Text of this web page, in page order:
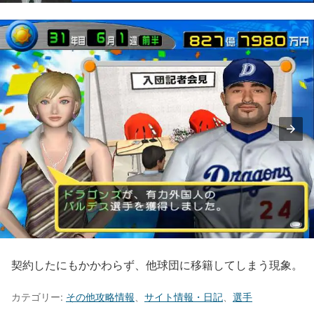
契約したにもかかわらず、他球団に移籍してしまう現象。
カテゴリー: その他攻略情報、 サイト情報・日記、 選手